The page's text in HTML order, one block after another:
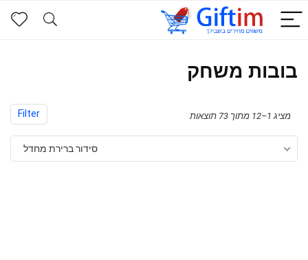
בובות משחק
Filter מציג 1–12 מתוך 73 תוצאות
סידור ברירת מחדל